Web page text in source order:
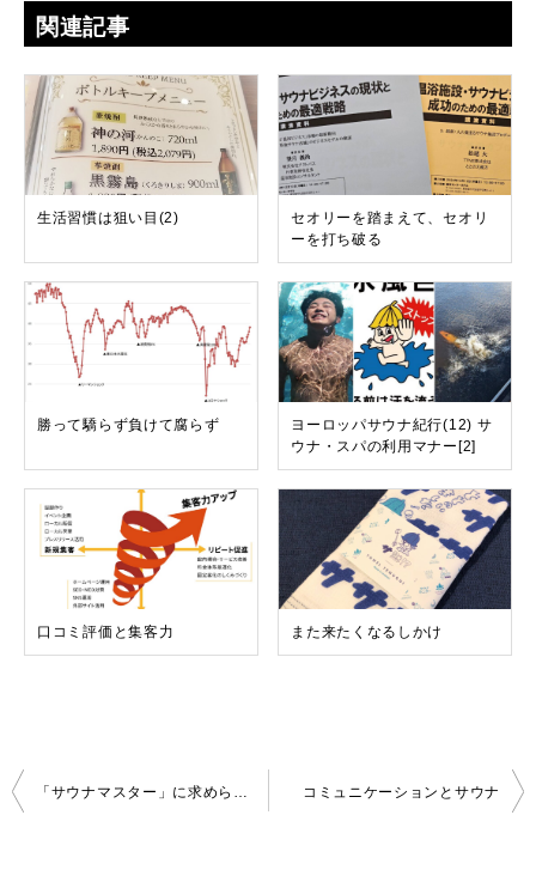
関連記事
生活習慣は狙い目(2)
セオリーを踏まえて、セオリ
ーを打ち破る
勝って驕らず負けて腐らず
ヨーロッパサウナ紀行(12) サ
ウナ・スパの利用マナー[2]
口コミ評価と集客力 また来たくなるしかけ
投
稿
「サウナマスター」に求められること（JAPANサウナ・スパEXPO講演録） コミュニケーションとサウナ